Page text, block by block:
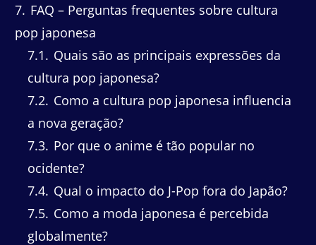
7 FAQ – Perguntas frequentes sobre cultura
pop japonesa
7.1
Quais são as principais expressões da
cultura pop japonesa?
7.2 Como a cultura pop japonesa influencia
a nova geração?
7.3 Por que o anime é tão popular no
ocidente?
7.4 Qual o impacto do J-Pop fora do Japão?
7.5 Como a moda japonesa é percebida
globalmente?